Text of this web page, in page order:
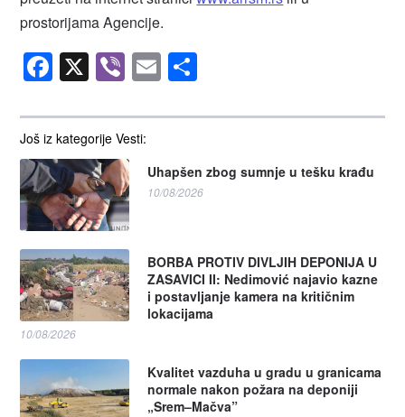
Još iz kategorije Vesti:
Uhapšen zbog sumnje u tešku krađu
10/08/2026
BORBA PROTIV DIVLJIH DEPONIJA U
ZASAVICI II: Nedimović najavio kazne
i postavljanje kamera na kritičnim
lokacijama
10/08/2026
Kvalitet vazduha u gradu u granicama
normale nakon požara na deponiji
„Srem–Mačva”
prostorijama Agencije.
Facebook
X ViberEmail